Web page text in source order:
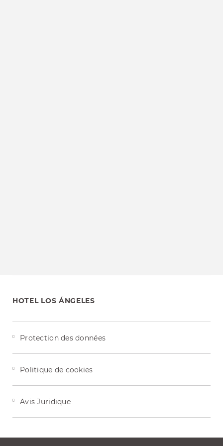
HOTEL LOS ÁNGELES
Protection des données
Politique de cookies
Avis Juridique